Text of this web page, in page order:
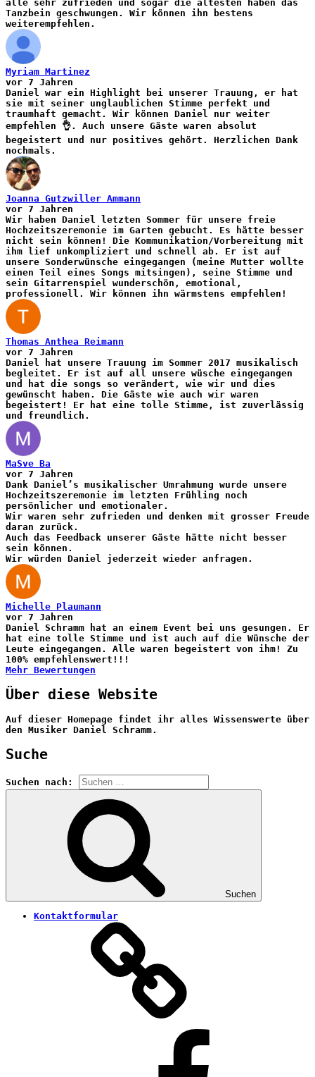
alle sehr zufrieden und sogar die ältesten haben das
Tanzbein geschwungen. Wir können ihn bestens
weiterempfehlen.
Myriam Martinez
vor 7 Jahren
Daniel war ein Highlight bei unserer Trauung, er hat
sie mit seiner unglaublichen Stimme perfekt und
traumhaft gemacht. Wir können Daniel nur weiter
empfehlen 👌. Auch unsere Gäste waren absolut
begeistert und nur positives gehört. Herzlichen Dank
nochmals.
Joanna Gutzwiller Ammann
vor 7 Jahren
Wir haben Daniel letzten Sommer für unsere freie
Hochzeitszeremonie im Garten gebucht. Es hätte besser
nicht sein können! Die Kommunikation/Vorbereitung mit
ihm lief unkompliziert und schnell ab. Er ist auf
unsere Sonderwünsche eingegangen (meine Mutter wollte
einen Teil eines Songs mitsingen), seine Stimme und
sein Gitarrenspiel wunderschön, emotional,
professionell. Wir können ihn wärmstens empfehlen!
Thomas Anthea Reimann
vor 7 Jahren
Daniel hat unsere Trauung im Sommer 2017 musikalisch
begleitet. Er ist auf all unsere wüsche eingegangen
und hat die songs so verändert, wie wir und dies
gewünscht haben. Die Gäste wie auch wir waren
begeistert! Er hat eine tolle Stimme, ist zuverlässig
und freundlich.
MaSve Ba
vor 7 Jahren
Dank Daniel’s musikalischer Umrahmung wurde unsere
Hochzeitszeremonie im letzten Frühling noch
persönlicher und emotionaler.
Wir waren sehr zufrieden und denken mit grosser Freude
daran zurück.
Auch das Feedback unserer Gäste hätte nicht besser
sein können.
Wir würden Daniel jederzeit wieder anfragen.
Michelle Plaumann
vor 7 Jahren
Daniel Schramm hat an einem Event bei uns gesungen. Er
hat eine tolle Stimme und ist auch auf die Wünsche der
Leute eingegangen. Alle waren begeistert von ihm! Zu
100% empfehlenswert!!!
Mehr Bewertungen
Über diese Website
Auf dieser Homepage findet ihr alles Wissenswerte über
den Musiker Daniel Schramm.
Suche
Suchen nach:
Suchen
Kontaktformular